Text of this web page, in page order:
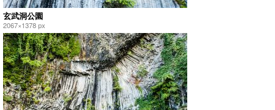
玄武洞公園
2067×1378 px